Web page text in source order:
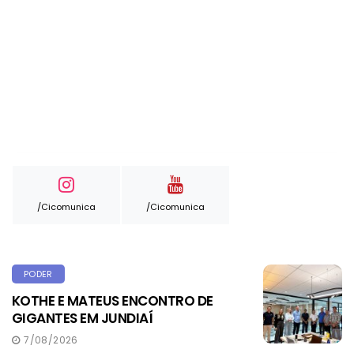
/cicomunica /cicomunica
PODER
KOTHE E MATEUS ENCONTRO DE
GIGANTES EM JUNDIAÍ
7/08/2026